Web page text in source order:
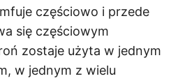
częściowo i przede
się częściowym
zostaje użyta w jednym
w jednym z wielu